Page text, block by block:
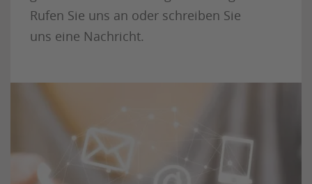
Rufen Sie uns an oder schreiben Sie
uns eine Nachricht.